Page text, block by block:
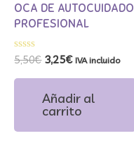
OCA DE AUTOCUIDADO
PROFESIONAL
Valorado
con
0
5,50€ 3,25€ IVA incluido
Añadir al
carrito